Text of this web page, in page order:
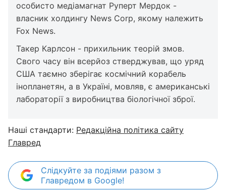
особисто медіамагнат Руперт Мердок -
власник холдингу News Corp, якому належить
Fox News.
Такер Карлсон - прихильник теорій змов.
Свого часу він всерйоз стверджував, що уряд
США таємно зберігає космічний корабель
інопланетян, а в Україні, мовляв, є американські
лабораторії з виробництва біологічної зброї.
Наші стандарти: Редакційна політика сайту
Главред
Слідкуйте за подіями разом з
Главредом в Google!